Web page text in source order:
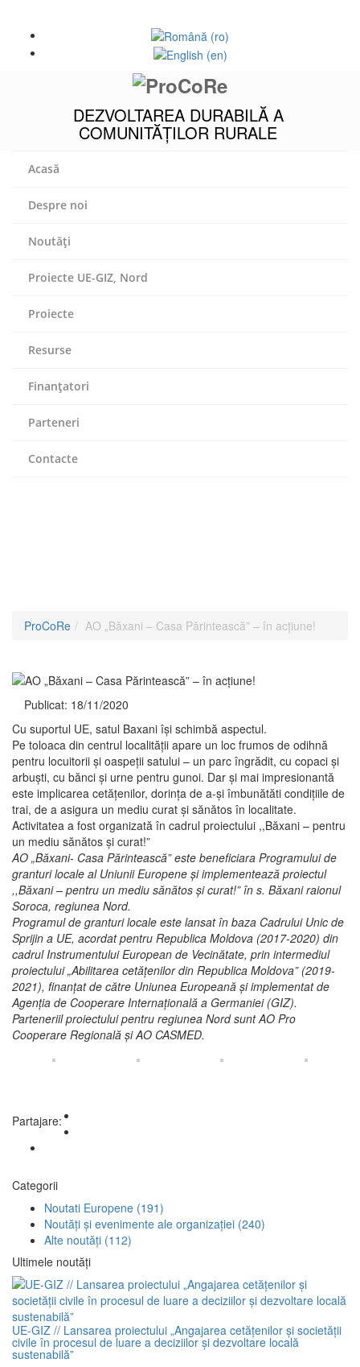
DEZVOLTAREA DURABILĂ A
COMUNITĂȚILOR RURALE
Acasă
Despre noi
Noutăți
Proiecte UE-GIZ, Nord
Proiecte
Resurse
Finanțatori
Parteneri
Contacte
ProCoRe AO „Băxani – Casa Părintească” – în acțiune!
Publicat: 18/11/2020
Cu suportul UE, satul Baxani își schimbă aspectul.
Pe toloaca din centrul localității apare un loc frumos de odihnă
pentru locuitorii și oaspeții satului – un parc îngrădit, cu copaci și
arbuști, cu bănci și urne pentru gunoi. Dar și mai impresionantă
este implicarea cetățenilor, dorința de a-și îmbunătăti condițiile de
trai, de a asigura un mediu curat și sănătos în localitate.
Activitatea a fost organizată în cadrul proiectului ,,Băxani – pentru
un mediu sănătos și curat!”
AO „Băxani- Casa Părintească” este beneficiara Programului de
granturi locale al Uniunii Europene și implementează proiectul
,,Băxani – pentru un mediu sănătos și curat!” în s. Băxani raionul
Soroca, regiunea Nord.
Programul de granturi locale este lansat în baza Cadrului Unic de
Sprijin a UE, acordat pentru Republica Moldova (2017-2020) din
cadrul Instrumentului European de Vecinătate, prin intermediul
proiectului „Abilitarea cetățenilor din Republica Moldova” (2019-
2021), finanțat de către Uniunea Europeană și implementat de
Agenția de Cooperare Internațională a Germaniei (GIZ).
Parteneriil proiectului pentru regiunea Nord sunt AO Pro
Cooperare Regională și AO CASMED.
Partajare:
Categorii
Noutati Europene (191)
Noutăți și evenimente ale organizației (240)
Alte noutăți (112)
Ultimele noutăți
UE-GIZ // Lansarea proiectului „Angajarea cetățenilor și societății
civile în procesul de luare a deciziilor și dezvoltare locală
sustenabilă”